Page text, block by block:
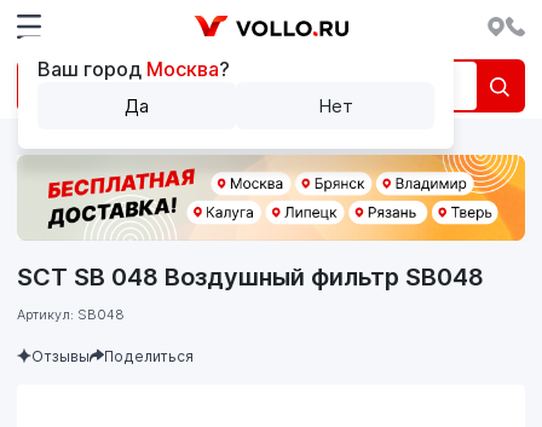
SCT SB 048 Воздушный фильтр SB048
Артикул: SB048
Отзывы Поделиться
Ваш город Москва?
Да Нет